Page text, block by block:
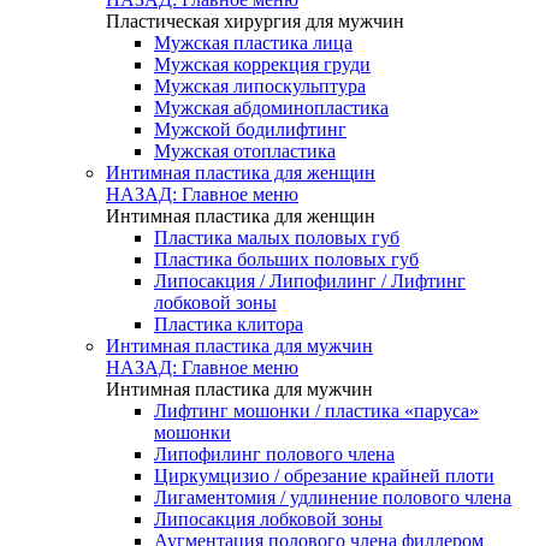
Пластическая хирургия для мужчин
Мужская пластика лица
Мужская коррекция груди
Мужская липоскульптура
Мужская абдоминопластика
Мужской бодилифтинг
Мужская отопластика
Интимная пластика для женщин
НАЗАД: Главное меню
Интимная пластика для женщин
Пластика малых половых губ
Пластика больших половых губ
Липосакция / Липофилинг / Лифтинг
лобковой зоны
Пластика клитора
Интимная пластика для мужчин
НАЗАД: Главное меню
Интимная пластика для мужчин
Лифтинг мошонки / пластика «паруса»
мошонки
Липофилинг полового члена
Циркумцизио / обрезание крайней плоти
Лигаментомия / удлинение полового члена
Липосакция лобковой зоны
Аугментация полового члена филлером